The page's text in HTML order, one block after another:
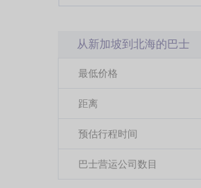
从新加坡到北海的巴士
最低价格
距离
预估行程时间
巴士营运公司数目